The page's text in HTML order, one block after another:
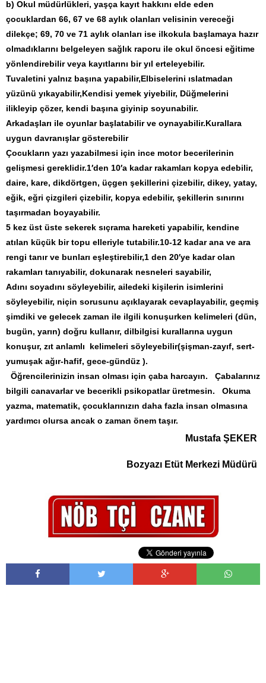
b) Okul müdürlükleri, yaşça kayıt hakkını elde eden
çocuklardan 66, 67 ve 68 aylık olanları velisinin vereceği
dilekçe; 69, 70 ve 71 aylık olanları ise ilkokula başlamaya hazır
olmadıklarını belgeleyen sağlık raporu ile okul öncesi eğitime
yönlendirebilir veya kayıtlarını bir yıl erteleyebilir.
Tuvaletini yalnız başına yapabilir,Elbiselerini ıslatmadan
yüzünü yıkayabilir,Kendisi yemek yiyebilir, Düğmelerini
ilikleyip çözer, kendi başına giyinip soyunabilir.
Arkadaşları ile oyunlar başlatabilir ve oynayabilir.Kurallara
uygun davranışlar gösterebilir
Çocukların yazı yazabilmesi için ince motor becerilerinin
gelişmesi gereklidir.1′den 10′a kadar rakamları kopya edebilir,
daire, kare, dikdörtgen, üçgen şekillerini çizebilir, dikey, yatay,
eğik, eğri çizgileri çizebilir, kopya edebilir, şekillerin sınırını
taşırmadan boyayabilir.
5 kez üst üste sekerek sıçrama hareketi yapabilir, kendine
atılan küçük bir topu elleriyle tutabilir.10-12 kadar ana ve ara
rengi tanır ve bunları eşleştirebilir,1 den 20′ye kadar olan
rakamları tanıyabilir, dokunarak nesneleri sayabilir,
Adını soyadını söyleyebilir, ailedeki kişilerin isimlerini
söyleyebilir, niçin sorusunu açıklayarak cevaplayabilir, geçmiş
şimdiki ve gelecek zaman ile ilgili konuşurken kelimeleri (dün,
bugün, yarın) doğru kullanır, dilbilgisi kurallarına uygun
konuşur, zıt anlamlı kelimeleri söyleyebilir(şişman-zayıf, sert-
yumuşak ağır-hafif, gece-gündüz ).
Öğrencilerinizin insan olması için çaba harcayın. Çabalarınız
bilgili canavarlar ve becerikli psikopatlar üretmesin. Okuma
yazma, matematik, çocuklarınızın daha fazla insan olmasına
yardımcı olursa ancak o zaman önem taşır.
Mustafa ŞEKER
Bozyazı Etüt Merkezi Müdürü